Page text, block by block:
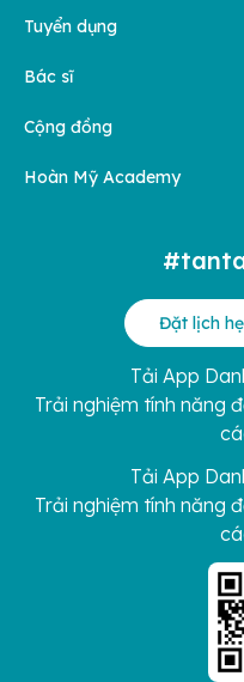
Tuyển dụng
Bác sĩ
Cộng đồng
Hoàn Mỹ Academy
Đặt lịch
Tải App
Trải nghiệm tính năng
Tải App
Trải nghiệm tính năng